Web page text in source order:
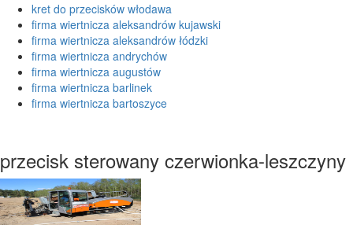
kret do przecisków włodawa
firma wiertnicza aleksandrów kujawski
firma wiertnicza aleksandrów łódzki
firma wiertnicza andrychów
firma wiertnicza augustów
firma wiertnicza barlinek
firma wiertnicza bartoszyce
przecisk sterowany czerwionka-leszczyny